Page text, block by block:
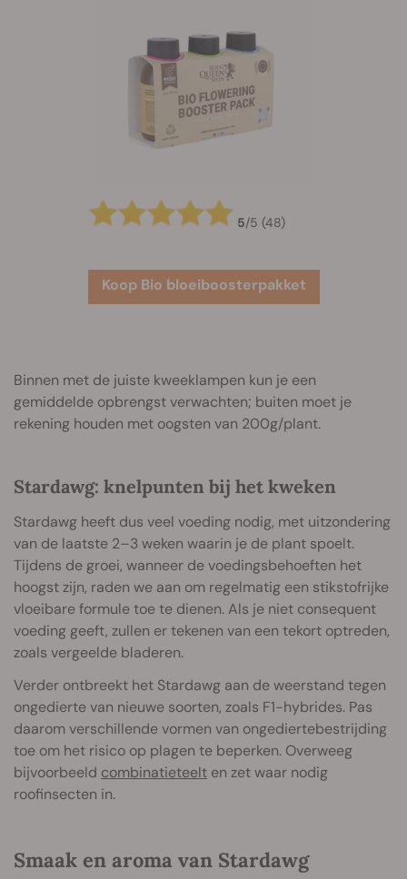
5/5 (48)
Koop Bio bloeiboosterpakket
Binnen met de juiste kweeklampen kun je een
gemiddelde opbrengst verwachten; buiten moet je
rekening houden met oogsten van 200g/plant.
Stardawg: knelpunten bij het kweken
Stardawg heeft dus veel voeding nodig, met uitzondering
van de laatste 2–3 weken waarin je de plant spoelt.
Tijdens de groei, wanneer de voedingsbehoeften het
hoogst zijn, raden we aan om regelmatig een stikstofrijke
vloeibare formule toe te dienen. Als je niet consequent
voeding geeft, zullen er tekenen van een tekort optreden,
zoals vergeelde bladeren.
Verder ontbreekt het Stardawg aan de weerstand tegen
ongedierte van nieuwe soorten, zoals F1-hybrides. Pas
daarom verschillende vormen van ongediertebestrijding
toe om het risico op plagen te beperken. Overweeg
bijvoorbeeld combinatieteelt en zet waar nodig
roofinsecten in.
Smaak en aroma van Stardawg